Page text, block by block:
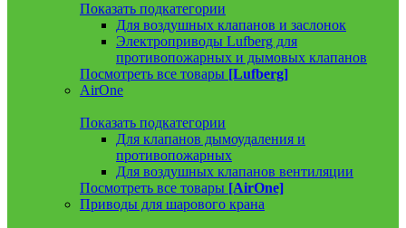
Показать подкатегории
Для воздушных клапанов и заслонок
Электроприводы Lufberg для
противопожарных и дымовых клапанов
Посмотреть все товары [Lufberg]
AirOne
Показать подкатегории
Для клапанов дымоудаления и
противопожарных
Для воздушных клапанов вентиляции
Посмотреть все товары [AirOne]
Приводы для шарового крана